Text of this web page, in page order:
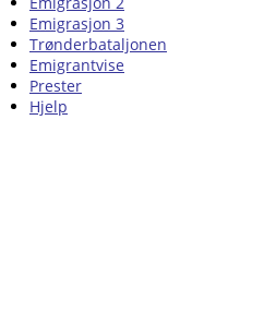
Emigrasjon 3
Trønderbataljonen
Emigrantvise
Prester
Hjelp